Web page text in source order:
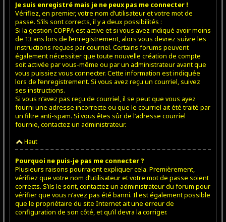
Je suis enregistré mais je ne peux pas me connecter !
Vérifiez, en premier, votre nom d’utilisateur et votre mot de
passe. S’ils sont corrects, il y a deux possibilités :
Si la gestion COPPA est active et si vous avez indiqué avoir moins
de 13 ans lors de l’enregistrement, alors vous devrez suivre les
instructions reçues par courriel. Certains forums peuvent
également nécessiter que toute nouvelle création de compte
soit activée par vous-même ou par un administrateur avant que
vous puissiez vous connecter. Cette information est indiquée
lors de l’enregistrement. Si vous avez reçu un courriel, suivez
ses instructions.
Si vous n’avez pas reçu de courriel, il se peut que vous ayez
fourni une adresse incorrecte ou que le courriel ait été traité par
un filtre anti-spam. Si vous êtes sûr de l’adresse courriel
fournie, contactez un administrateur.
Haut
Pourquoi ne puis-je pas me connecter ?
Plusieurs raisons pourraient expliquer cela. Premièrement,
vérifiez que votre nom d’utilisateur et votre mot de passe soient
corrects. S’ils le sont, contactez un administrateur du forum pour
vérifier que vous n’avez pas été banni. Il est également possible
que le propriétaire du site Internet ait une erreur de
configuration de son côté, et qu’il devra la corriger.